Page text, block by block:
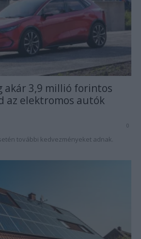
akár 3,9 millió forintos
az elektromos autók
0
további kedvezményeket adnak.